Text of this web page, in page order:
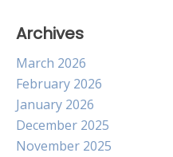
Archives
March 2026
February 2026
January 2026
December 2025
November 2025